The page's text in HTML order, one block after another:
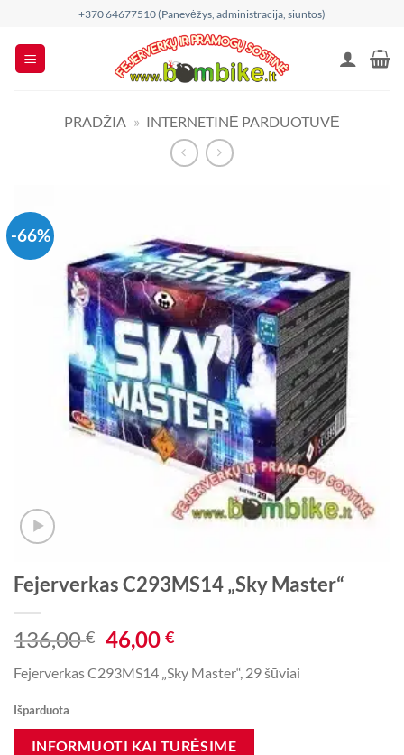
content
+370 64677510 (Panevėžys, administracija, siuntos)
PRADŽIA » INTERNETINĖ PARDUOTUVĖ
-66%
Fejerverkas C293MS14 „Sky Master“
136,00€ Original
price
was:
46,00€Current
is:
Fejerverkas C293MS14 „Sky Master“, 29 šūviai
Išparduota